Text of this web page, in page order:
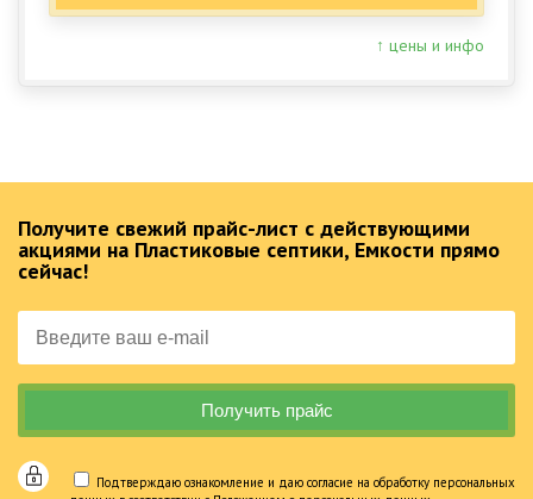
↑ цены и инфо
Получите свежий прайс-лист с действующими
акциями на Пластиковые септики, Емкости прямо
сейчас!
Подтверждаю ознакомление и даю согласие на обработку персональных